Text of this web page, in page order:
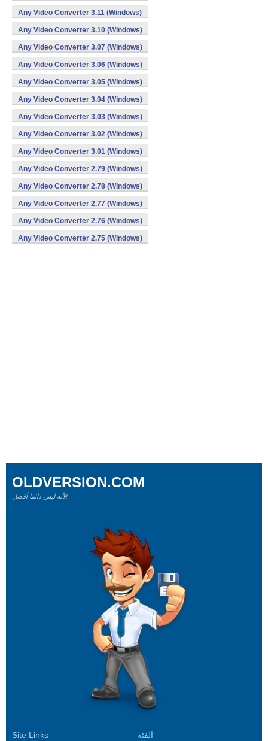
Any Video Converter 3.11 (Windows)
Any Video Converter 3.10 (Windows)
Any Video Converter 3.07 (Windows)
Any Video Converter 3.06 (Windows)
Any Video Converter 3.05 (Windows)
Any Video Converter 3.04 (Windows)
Any Video Converter 3.03 (Windows)
Any Video Converter 3.02 (Windows)
Any Video Converter 3.01 (Windows)
Any Video Converter 2.79 (Windows)
Any Video Converter 2.78 (Windows)
Any Video Converter 2.77 (Windows)
Any Video Converter 2.76 (Windows)
Any Video Converter 2.75 (Windows)
Site Links الفئة
OLDVERSION.COM
لأنه ليس دائما أفضل!